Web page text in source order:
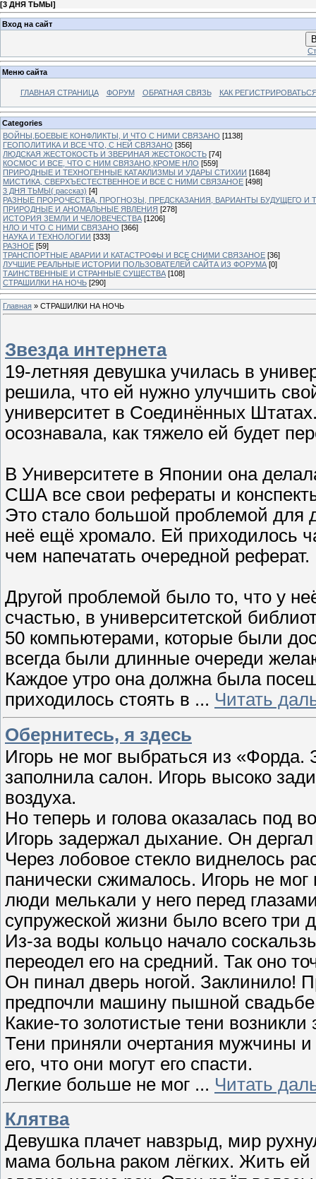
[3 ДНЯ ТЬМЫ]
Вход на сайт
Меню сайта
ГЛАВНАЯ СТРАНИЦА ФОРУМ ОБРАТНАЯ СВЯЗЬ КАК
Categories
ВОЙНЫ,БОЕВЫЕ КОНФЛИКТЫ, И ЧТО С НИМИ СВЯЗАНО [1138]
ГЕОПОЛИТИКА И ВСЕ ЧТО, С НЕЙ СВЯЗАНО [356]
ЛЮДСКАЯ ЖЕСТОКОСТЬ И ЗВЕРИНАЯ ЖЕСТОКОСТЬ [74]
КОСМОС И ВСЕ, ЧТО С НИМ СВЯЗАНО,КРОМЕ НЛО [559]
ПРИРОДНЫЕ И ТЕХНОГЕННЫЕ КАТАКЛИЗМЫ И УДАРЫ СТИХИИ [1684]
МИСТИКА, СВЕРХЪЕСТЕСТВЕННОЕ И ВСЕ С НИМИ СВЯЗАНОЕ [498]
3 ДНЯ ТЬМЫ( рассказ) [4]
РАЗНЫЕ ПРОРОЧЕСТВА, ПРОГНОЗЫ, ПРЕДСКАЗАНИЯ, ВАРИАНТЫ БУДУЩЕГО И
ПРИРОДНЫЕ И АНОМАЛЬНЫЕ ЯВЛЕНИЯ [278]
ИСТОРИЯ ЗЕМЛИ И ЧЕЛОВЕЧЕСТВА [1206]
НЛО И ЧТО С НИМИ СВЯЗАНО [366]
НАУКА И ТЕХНОЛОГИИ [333]
РАЗНОЕ [59]
ТРАНСПОРТНЫЕ АВАРИИ И КАТАСТРОФЫ И ВСЕ СНИМИ СВЯЗАНОЕ [36]
ЛУЧШИЕ РЕАЛЬНЫЕ ИСТОРИИ ПОЛЬЗОВАТЕЛЕЙ САЙТА ИЗ ФОРУМА [0]
ТАИНСТВЕННЫЕ И СТРАННЫЕ СУЩЕСТВА [108]
СТРАШИЛКИ НА НОЧЬ [290]
Главная » СТРАШИЛКИ НА НОЧЬ
Звезда интернета
19-летняя девушка училась в
решила, что ей нужно улучшить
университет в Соединённых
осознавала, как тяжело ей будет
В Университете в Японии она
США все свои рефераты и
Это стало большой проблемой для
неё ещё хромало. Ей приходилось
чем напечатать очередной реферат.
Другой проблемой было то, что у
счастью, в университетской
50 компьютерами, которые были
всегда были длинные очереди
Каждое утро она должна была
приходилось стоять в ... Читать
Обернитесь, я здесь
Игорь не мог выбраться из
заполнила салон. Игорь высоко
воздуха.
Но теперь и голова оказалась под
Игорь задержал дыхание. Он
Через лобовое стекло виднелось
панически сжималось. Игорь не
люди мелькали у него перед
супружеской жизни было всего три
Из-за воды кольцо начало
переодел его на средний. Так оно
Он пинал дверь ногой. Заклинило!
предпочли машину пышной
Какие-то золотистые тени
Тени приняли очертания мужчины
его, что они могут его спасти.
Легкие больше не мог ... Читать
Клятва
Девушка плачет навзрыд, мир
мама больна раком лёгких. Жить